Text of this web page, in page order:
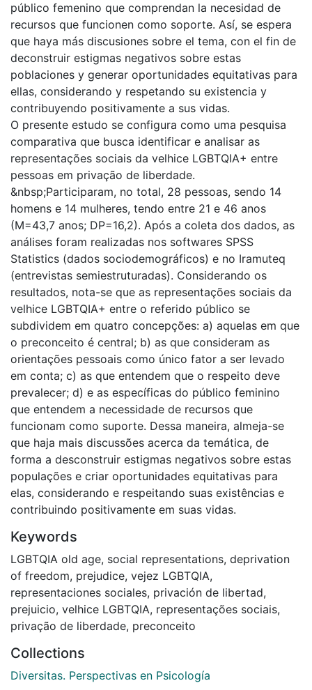
público femenino que comprendan la necesidad de
recursos que funcionen como soporte. Así, se espera
que haya más discusiones sobre el tema, con el fin de
deconstruir estigmas negativos sobre estas
poblaciones y generar oportunidades equitativas para
ellas, considerando y respetando su existencia y
contribuyendo positivamente a sus vidas.
O presente estudo se configura como uma pesquisa
comparativa que busca identificar e analisar as
representações sociais da velhice LGBTQIA+ entre
pessoas em privação de liberdade.
&nbsp;Participaram, no total, 28 pessoas, sendo 14
homens e 14 mulheres, tendo entre 21 e 46 anos
(M=43,7 anos; DP=16,2). Após a coleta dos dados, as
análises foram realizadas nos softwares SPSS
Statistics (dados sociodemográficos) e no Iramuteq
(entrevistas semiestruturadas). Considerando os
resultados, nota-se que as representações sociais da
velhice LGBTQIA+ entre o referido público se
subdividem em quatro concepções: a) aquelas em que
o preconceito é central; b) as que consideram as
orientações pessoais como único fator a ser levado
em conta; c) as que entendem que o respeito deve
prevalecer; d) e as específicas do público feminino
que entendem a necessidade de recursos que
funcionam como suporte. Dessa maneira, almeja-se
que haja mais discussões acerca da temática, de
forma a desconstruir estigmas negativos sobre estas
populações e criar oportunidades equitativas para
elas, considerando e respeitando suas existências e
contribuindo positivamente em suas vidas.
Keywords
LGBTQIA old age, social representations, deprivation
of freedom, prejudice, vejez LGBTQIA,
representaciones sociales, privación de libertad,
prejuicio, velhice LGBTQIA, representações sociais,
privação de liberdade, preconceito
Collections
Diversitas. Perspectivas en Psicología